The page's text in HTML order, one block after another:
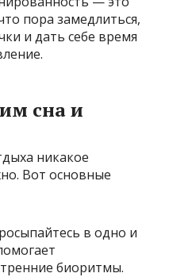
пора замедлиться,
и дать себе время
сна и
никакое
Вот основные
в одно и
биоритмы.